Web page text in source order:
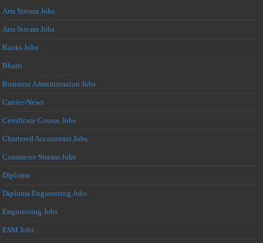
Arts Stream Jobs
Arts Stream Jobs
Banks Jobs
Bharti
Business Administration Jobs
Carrier-News
Certificate Course Jobs
Chartered Accountant Jobs
Commerce Stream Jobs
Diploma
Diploma Engineering Jobs
Engineering Jobs
ESM Jobs